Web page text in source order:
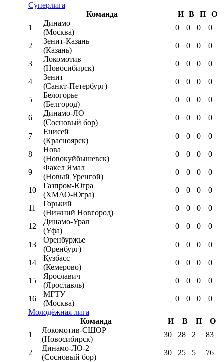
Суперлига
Команда
И В П
О
1
Динамо
(Москва)
0 0 0 0
2
Зенит-Казань
(Казань)
0 0 0 0
3
Локомотив
(Новосибирск)
0 0 0 0
4
Зенит
(Санкт-Петербург)
0 0 0 0
5
Белогорье
(Белгород)
0 0 0 0
6
Динамо-ЛО
(Сосновый бор)
0 0 0 0
7
Енисей
(Красноярск)
0 0 0 0
8
Нова
(Новокуйбышевск)
0 0 0 0
9
Факел Ямал
(Новый Уренгой)
0 0 0 0
10
Газпром-Югра
(ХМАО-Югра)
0 0 0 0
11
Горький
(Нижний Новгород)
0 0 0 0
12
Динамо-Урал
(Уфа)
0 0 0 0
13
Оренбуржье
(Оренбург)
0 0 0 0
14
Кузбасс
(Кемерово)
0 0 0 0
15
Ярославич
(Ярославль)
0 0 0 0
16
МГТУ
(Москва)
0 0 0
0
Молодёжная лига
Команда
И В П
О
1
Локомотив-CШОР
(Новосибирск)
30 28 2 83
2
Динамо-ЛО-2
(Сосновый бор)
30 25 5 76